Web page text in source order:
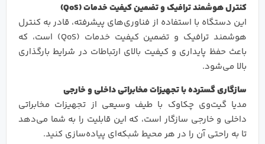
کنترل هوشمند ترافیک و تضمین کیفیت خدمات(QoS)
این دستگاه با استفاده از فناوری‌های پیشرفته، قادر به کنترل
هوشمند ترافیک و تضمین کیفیت خدمات (QoS) است، که
باعث حفظ پایداری و کیفیت بالای ارتباطات در شرایط بارگذاری
بالا می‌شود.
سازگاری گسترده با تجهیزات مخابراتی داخلی و خارجی
مدیا گیت‌وی چکاوک با طیف وسیعی از تجهیزات مخابراتی
داخلی و خارجی سازگار است، که این قابلیت را به شما می‌دهد
تا به راحتی آن را در هر محیط شبکه‌ای پیاده‌سازی کنید.